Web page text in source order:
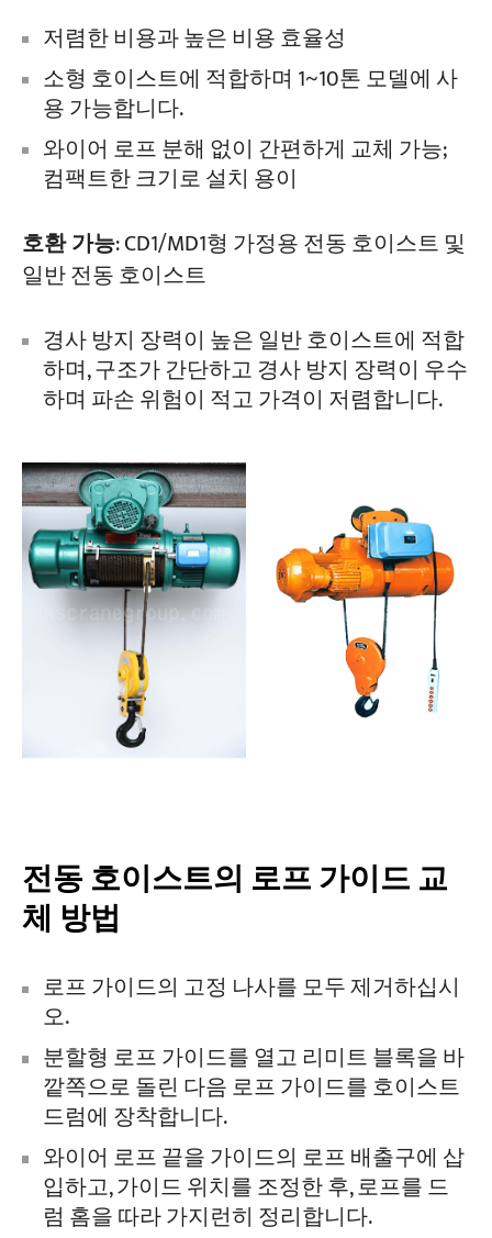
저렴한 비용과 높은 비용 효율성
소형 호이스트에 적합하며 1~10톤 모델에 사
용 가능합니다.
와이어 로프 분해 없이 간편하게 교체 가능;
컴팩트한 크기로 설치 용이
호환 가능: CD1/MD1형 가정용 전동 호이스트 및
일반 전동 호이스트
경사 방지 장력이 높은 일반 호이스트에 적합
하며, 구조가 간단하고 경사 방지 장력이 우수
하며 파손 위험이 적고 가격이 저렴합니다.
전동 호이스트의 로프 가이드 교
체 방법
로프 가이드의 고정 나사를 모두 제거하십시
오.
분할형 로프 가이드를 열고 리미트 블록을 바
깥쪽으로 돌린 다음 로프 가이드를 호이스트
드럼에 장착합니다.
와이어 로프 끝을 가이드의 로프 배출구에 삽
입하고, 가이드 위치를 조정한 후, 로프를 드
럼 홈을 따라 가지런히 정리합니다.